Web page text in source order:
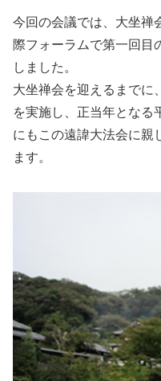
今回の会議では、大坐禅
際フォーラムで第一回目
しました。
大坐禅会を迎えるまでに
を実施し、正当年となる
にもこの遠諱大法会に親
ます。